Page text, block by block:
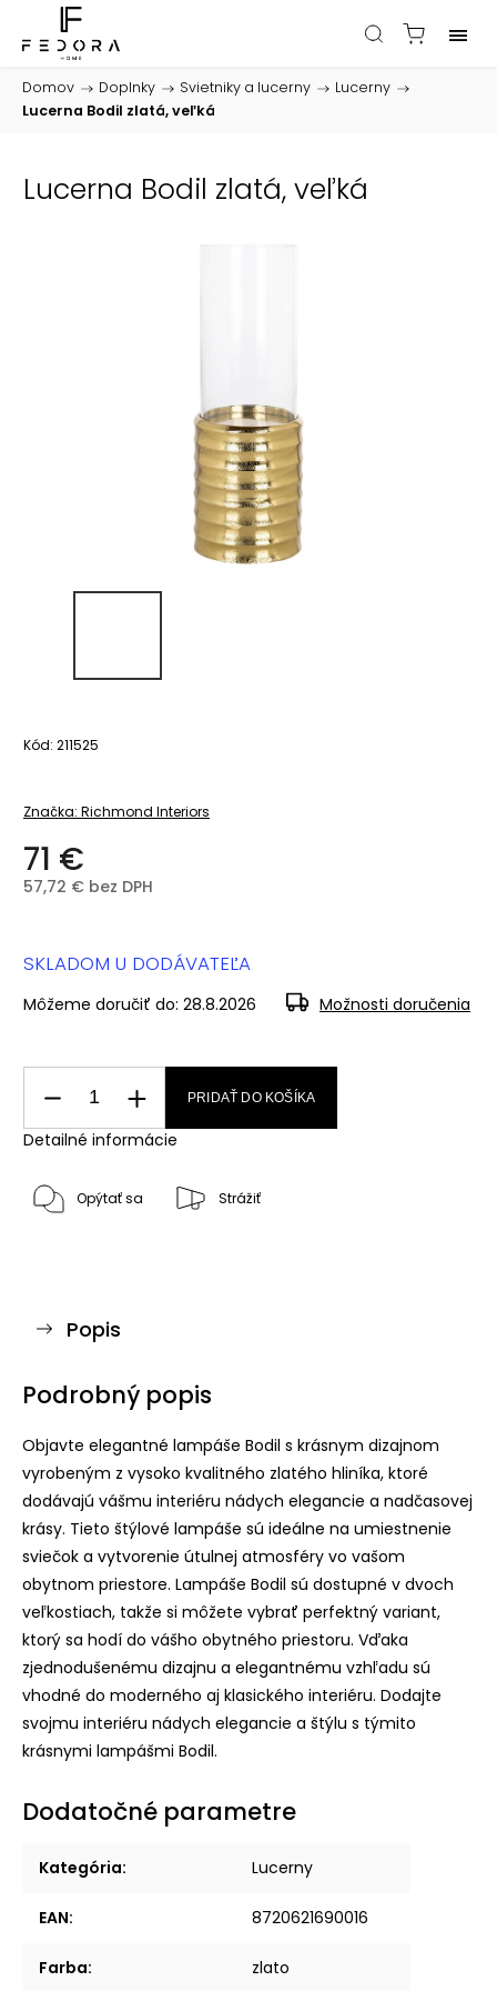
Domov / Doplnky / Svietniky a lucerny / Lucerny /
Lucerna Bodil zlatá, veľká
Lucerna Bodil zlatá, veľká
Kód: 211525
Značka: Richmond Interiors
71 €
57,72 € bez DPH
SKLADOM U DODÁVATEĽA
Môžeme doručiť do: 28.8.2026 Možnosti doručenia
PRIDAŤ DO KOŠÍKA
Detailné informácie
Opýtať sa Strážiť
Popis
Podrobný popis
Objavte elegantné lampáše Bodil s krásnym dizajnom
vyrobeným z vysoko kvalitného zlatého hliníka, ktoré
dodávajú vášmu interiéru nádych elegancie a nadčasovej
krásy. Tieto štýlové lampáše sú ideálne na umiestnenie
sviečok a vytvorenie útulnej atmosféry vo vašom
obytnom priestore. Lampáše Bodil sú dostupné v dvoch
veľkostiach, takže si môžete vybrať perfektný variant,
ktorý sa hodí do vášho obytného priestoru. Vďaka
zjednodušenému dizajnu a elegantnému vzhľadu sú
vhodné do moderného aj klasického interiéru. Dodajte
svojmu interiéru nádych elegancie a štýlu s týmito
krásnymi lampášmi Bodil.
Dodatočné parametre
Kategória: Lucerny
EAN: 8720621690016
Farba: zlato